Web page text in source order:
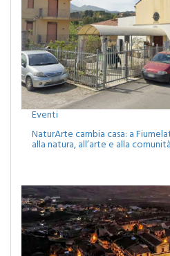
Eventi
NaturArte cambia casa: a